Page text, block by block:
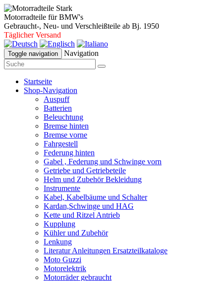
Motorradteile für BMW's
Gebraucht-, Neu- und Verschleißteile ab Bj. 1950
Täglicher Versand
Toggle navigation Navigation
Startseite
Shop-Navigation
Auspuff
Batterien
Beleuchtung
Bremse hinten
Bremse vorne
Fahrgestell
Federung hinten
Gabel , Federung und Schwinge vorn
Getriebe und Getriebeteile
Helm und Zubehör Bekleidung
Instrumente
Kabel, Kabelbäume und Schalter
Kardan,Schwinge und HAG
Kette und Ritzel Antrieb
Kupplung
Kühler und Zubehör
Lenkung
Literatur Anleitungen Ersatzteilkataloge
Moto Guzzi
Motorelektrik
Motorräder gebraucht